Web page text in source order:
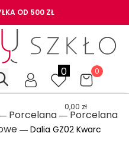
OD 500 ZŁ
0 0
0,00 zł
Porcelana ― Porcelana
― Dalia GZ02 Kwarc